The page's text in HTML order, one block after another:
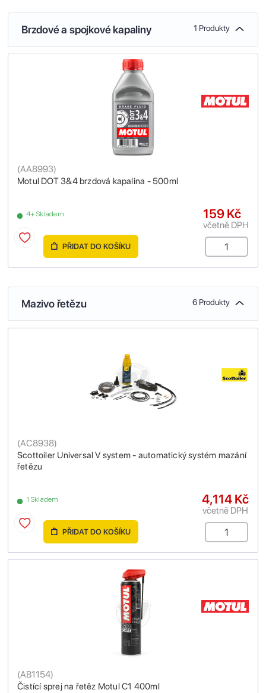
Brzdové a spojkové kapaliny 1 Produkty
Motul DOT 3&4 brzdová kapalina - 500ml
(AA8993)
4+ Skladem 159 Kč
včetně DPH
PŘIDAT DO KOŠÍKU
Mazivo řetězu 6 Produkty
Scottoiler Universal V system - automatický systém mazání
řetězu
(AC8938)
1 Skladem 4,114 Kč
včetně DPH
PŘIDAT DO KOŠÍKU
Čistící sprej na řetěz Motul C1 400ml
(AB1154)